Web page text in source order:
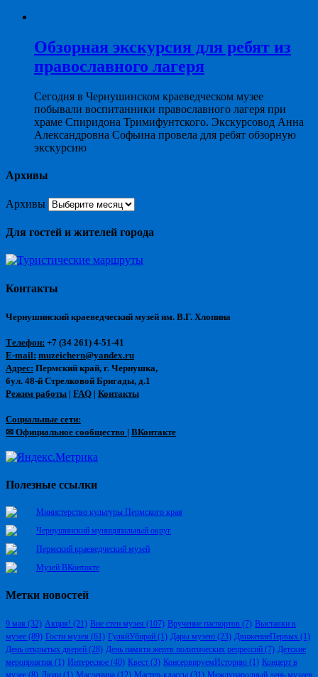
Обзорная экскурсия для ребят из
православного лагеря
Сегодня в Чернушинском краеведческом музее
побывали воспитанники православного лагеря при
храме Спиридона Тримифунтского. Экскурсовод Анна
Александровна Софьина провела для ребят обзорную
экскурсию
Архивы
Архивы
Для гостей и жителей города
Контакты
Чернушинский краеведческий музей им. В.Г. Хлопина
Телефон: +7 (34 261) 4-51-41
E-mail: muzeichern@yandex.ru
Адрес: Пермский край, г. Чернушка,
бул. 48-й Стрелковой Бригады, д.1
Режим работы | FAQ | Контакты
Социальные сети:
✉ Официальное сообщество | ВКонтакте
Полезные ссылки
Министерство культуры Пермского края
Чернушинский муниципальный округ
Пермский краеведческий музей
Музей ВКонтакте
Метки новостей
9 мая (32) Акция! (21) Вне стен музея (107) Вручение паспортов (7) Выставки в
музее (89) Гости музея (61) ГуляйУбирай (1) Дары музею (23) ДвижениеПервых (1)
День открытых дверей (28) День памяти жертв политических репрессий (7) Детские
мероприятия (1) Интересное (40) Квест (3) КонсервируемИсторию (1) Концерт в
музее (8) Люди (1) Масленица (12) Мастер-классы (31) Международный день музеев